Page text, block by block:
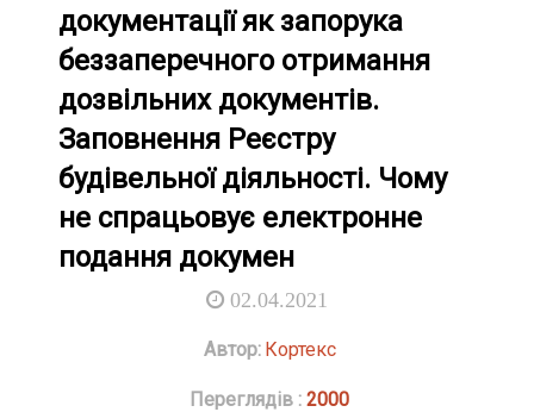
документації як запорука
беззаперечного отримання
дозвільних документів.
Заповнення Реєстру
будівельної діяльності. Чому
не спрацьовує електронне
подання докумен
02.04.2021
Автор: Кортекс
Переглядів :2000